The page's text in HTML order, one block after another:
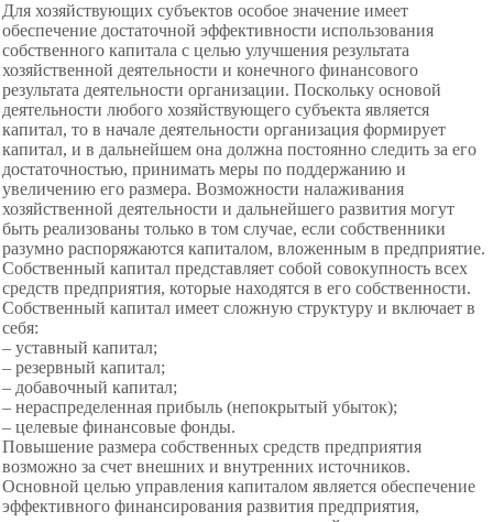
Для хозяйствующих субъектов особое значение имеет
обеспечение достаточной эффективности использования
собственного капитала с целью улучшения результата
хозяйственной деятельности и конечного финансового
результата деятельности организации. Поскольку основой
деятельности любого хозяйствующего субъекта является
капитал, то в начале деятельности организация формирует
капитал, и в дальнейшем она должна постоянно следить за его
достаточностью, принимать меры по поддержанию и
увеличению его размера. Возможности налаживания
хозяйственной деятельности и дальнейшего развития могут
быть реализованы только в том случае, если собственники
разумно распоряжаются капиталом, вложенным в предприятие.
Собственный капитал представляет собой совокупность всех
средств предприятия, которые находятся в его собственности.
Собственный капитал имеет сложную структуру и включает в
себя:
– уставный капитал;
– резервный капитал;
– добавочный капитал;
– нераспределенная прибыль (непокрытый убыток);
– целевые финансовые фонды.
Повышение размера собственных средств предприятия
возможно за счет внешних и внутренних источников.
Основной целью управления капиталом является обеспечение
эффективного финансирования развития предприятия,